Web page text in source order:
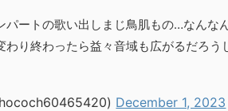
パートの歌い出しまじ鳥肌もの…なんな
わり終わったら益々音域も広がるだろ
December 1, 2023